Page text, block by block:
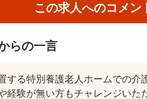
この求人へのコメン
らの一言
する特別養護老人ホームでの介
経験が無い方もチャレンジいた